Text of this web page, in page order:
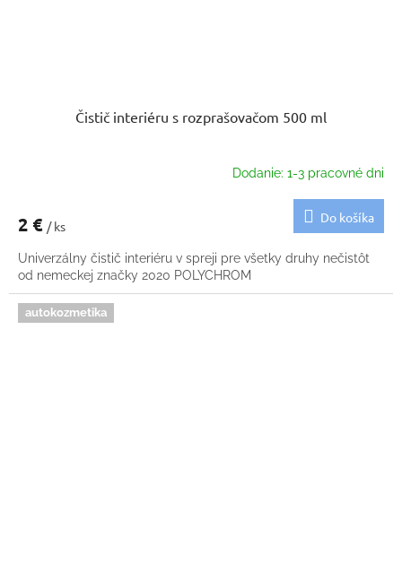
Čistič interiéru s rozprašovačom 500 ml
Dodanie: 1-3 pracovné dni
2 € / ks
Do košíka
Univerzálny čistič interiéru v spreji pre všetky druhy nečistôt
od nemeckej značky 2020 POLYCHROM
autokozmetika